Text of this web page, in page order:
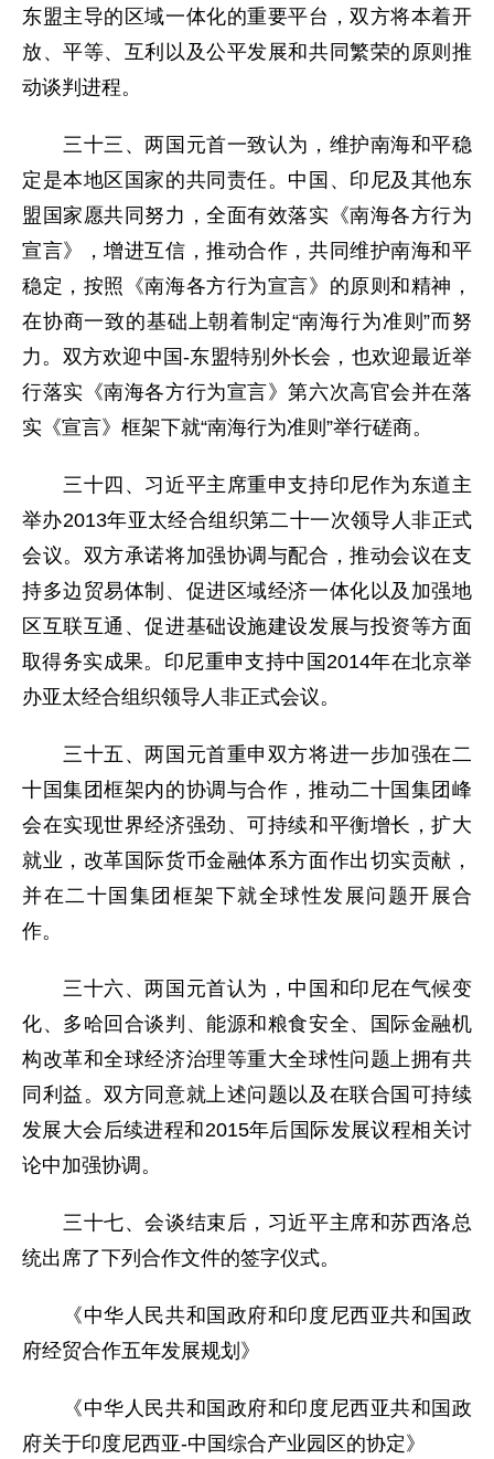
东盟主导的区域一体化的重要平台，双方将本着开
放、平等、互利以及公平发展和共同繁荣的原则推
动谈判进程。
三十三、两国元首一致认为，维护南海和平稳
定是本地区国家的共同责任。中国、印尼及其他东
盟国家愿共同努力，全面有效落实《南海各方行为
宣言》，增进互信，推动合作，共同维护南海和平
稳定，按照《南海各方行为宣言》的原则和精神，
在协商一致的基础上朝着制定“南海行为准则”而努
力。双方欢迎中国-东盟特别外长会，也欢迎最近举
行落实《南海各方行为宣言》第六次高官会并在落
实《宣言》框架下就“南海行为准则”举行磋商。
三十四、习近平主席重申支持印尼作为东道主
举办2013年亚太经合组织第二十一次领导人非正式
会议。双方承诺将加强协调与配合，推动会议在支
持多边贸易体制、促进区域经济一体化以及加强地
区互联互通、促进基础设施建设发展与投资等方面
取得务实成果。印尼重申支持中国2014年在北京举
办亚太经合组织领导人非正式会议。
三十五、两国元首重申双方将进一步加强在二
十国集团框架内的协调与合作，推动二十国集团峰
会在实现世界经济强劲、可持续和平衡增长，扩大
就业，改革国际货币金融体系方面作出切实贡献，
并在二十国集团框架下就全球性发展问题开展合
作。
三十六、两国元首认为，中国和印尼在气候变
化、多哈回合谈判、能源和粮食安全、国际金融机
构改革和全球经济治理等重大全球性问题上拥有共
同利益。双方同意就上述问题以及在联合国可持续
发展大会后续进程和2015年后国际发展议程相关讨
论中加强协调。
三十七、会谈结束后，习近平主席和苏西洛总
统出席了下列合作文件的签字仪式。
《中华人民共和国政府和印度尼西亚共和国政
府经贸合作五年发展规划》
《中华人民共和国政府和印度尼西亚共和国政
府关于印度尼西亚-中国综合产业园区的协定》